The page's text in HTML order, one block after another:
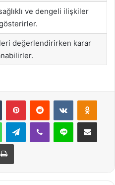
ve dengeli ilişkiler
değerlendirirken karar
Tumblr PinterestReddit VKontakte
WhatsAppTelegramViber Line E-Posta ile
Yazdır